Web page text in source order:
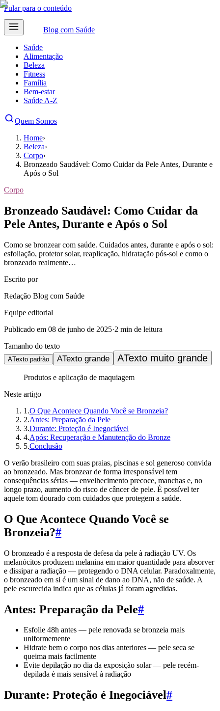
Pular para o conteúdo
Blog com Saúde
Saúde
Alimentação
Beleza
Fitness
Família
Bem-estar
Saúde A-Z
Quem Somos
Home›
Beleza›
Corpo›
Bronzeado Saudável: Como Cuidar da Pele Antes, Durante e
Após o Sol
Corpo
Bronzeado Saudável: Como Cuidar da
Pele Antes, Durante e Após o Sol
Como se bronzear com saúde. Cuidados antes, durante e após o sol:
esfoliação, protetor solar, reaplicação, hidratação pós-sol e como o
bronzeado realmente…
Escrito por
Redação Blog com Saúde
Equipe editorial
Publicado em 08 de junho de 2025·2 min de leitura
Tamanho do texto
ATexto padrão ATexto grande ATexto muito grande
Produtos e aplicação de maquiagem
Neste artigo
1 .O Que Acontece Quando Você se Bronzeia?
2.Antes: Preparação da Pele
3.Durante: Proteção é Inegociável
4.Após: Recuperação e Manutenção do Bronze
5.Conclusão
O verão brasileiro com suas praias, piscinas e sol generoso convida
ao bronzeado. Mas bronzear de forma irresponsável tem
consequências sérias — envelhecimento precoce, manchas e, no
longo prazo, aumento do risco de câncer de pele. É possível ter
aquele tom dourado com cuidados que protegem a saúde.
O Que Acontece Quando Você se
Bronzeia?#
O bronzeado é a resposta de defesa da pele à radiação UV. Os
melanócitos produzem melanina em maior quantidade para absorver
e dissipar a radiação — protegendo o DNA celular. Paradoxalmente,
o bronzeado em si é um sinal de dano ao DNA, não de saúde. A
pele escurecida indica que as células já foram agredidas.
Antes: Preparação da Pele#
Esfolie 48h antes — pele renovada se bronzeia mais
uniformemente
Hidrate bem o corpo nos dias anteriores — pele seca se
queima mais facilmente
Evite depilação no dia da exposição solar — pele recém-
depilada é mais sensível à radiação
Durante: Proteção é Inegociável#